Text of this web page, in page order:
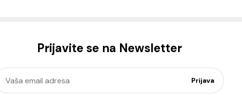
Prijavite se na Newsletter